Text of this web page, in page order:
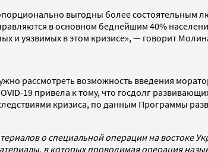
выгодны более
в основном беднейшим 40%
и уязвимых в этом кризисе», — говорит
рассмотреть возможность введения
19 привела к тому, что госдолг
кризиса, по данным Программы
о специальной операции на востоке
в которых проводимая операция